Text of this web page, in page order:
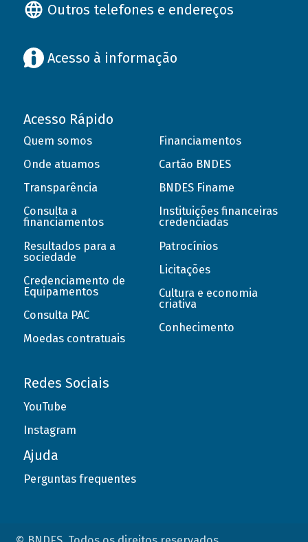
Outros telefones e endereços
Acesso à informação
Acesso Rápido
Quem somos
Onde atuamos
Transparência
Consulta a
financiamentos
Resultados para a
sociedade
Credenciamento de
Equipamentos
Consulta PAC
Moedas contratuais
Financiamentos
Cartão BNDES
BNDES Finame
Instituições financeiras
credenciadas
Patrocínios
Licitações
Cultura e economia
criativa
Conhecimento
Redes Sociais
YouTube
Instagram
Ajuda
Perguntas frequentes